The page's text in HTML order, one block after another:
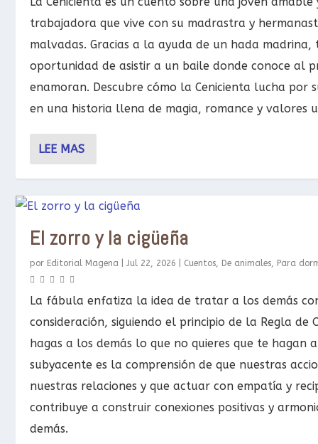
trabajadora que vive con su madrastra y
malvadas. Gracias a la ayuda de un hada madrina,
oportunidad de asistir a un baile donde conoce al
enamoran. Descubre cómo la Cenicienta lucha por
en una historia llena de magia, romance y valores
LEE MAS
El zorro y la cigüeña
por Editorial Magena |Jul 22, 2026 Cuentos, De animales, Para
La fábula enfatiza la idea de tratar a los demás
consideración, siguiendo el principio de la Regla de
hagas a los demás lo que no quieres que te hagan
subyacente es la comprensión de que nuestras
nuestras relaciones y que actuar con empatía y
contribuye a construir conexiones positivas y
demás.